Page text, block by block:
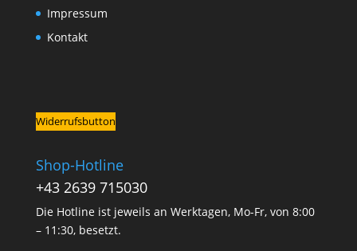
Impressum
Kontakt
Widerrufsbutton
Shop-Hotline
+43 2639 715030
Die Hotline ist jeweils an Werktagen, Mo-Fr, von 8:00
– 11:30, besetzt.